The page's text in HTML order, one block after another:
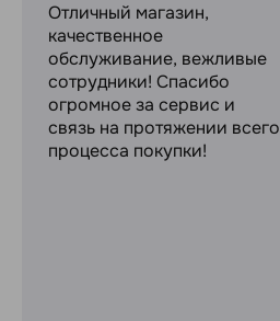
Отличный магазин,
качественное
обслуживание, вежливые
сотрудники! Спасибо
огромное за сервис и
связь на протяжении всего
процесса покупки!